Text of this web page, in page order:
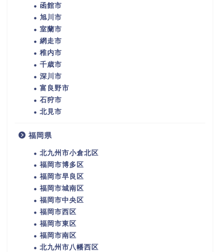
函館市
旭川市
室蘭市
網走市
稚内市
千歳市
深川市
富良野市
石狩市
北見市
福岡県
北九州市小倉北区
福岡市博多区
福岡市早良区
福岡市城南区
福岡市中央区
福岡市西区
福岡市東区
福岡市南区
北九州市八幡西区